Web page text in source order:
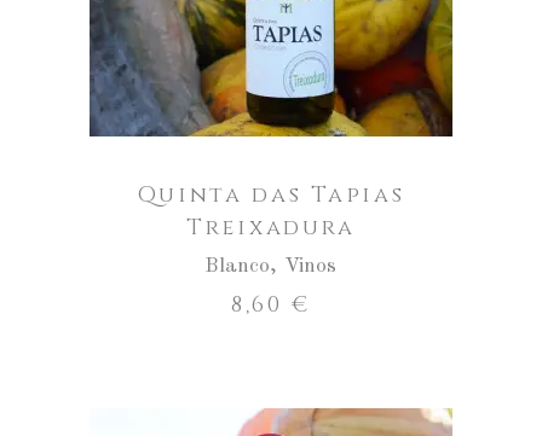
Treixadura
cantidad
Quinta das Tapias
Treixadura
Blanco, Vinos
8,60€